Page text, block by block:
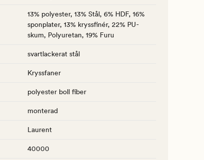
13% polyester, 13% Stål, 6% HDF, 16%
sponplater, 13% kryssfinér, 22% PU-
skum, Polyuretan, 19% Furu
svartlackerat stål
Kryssfaner
polyester boll fiber
monterad
Laurent
40000